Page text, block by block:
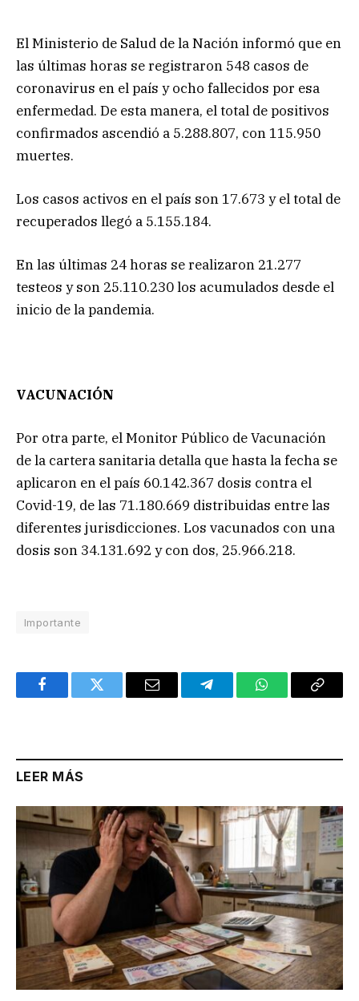
El Ministerio de Salud de la Nación informó que en
las últimas horas se registraron 548 casos de
coronavirus en el país y ocho fallecidos por esa
enfermedad. De esta manera, el total de positivos
confirmados ascendió a 5.288.807, con 115.950
muertes.
Los casos activos en el país son 17.673 y el total de
recuperados llegó a 5.155.184.
En las últimas 24 horas se realizaron 21.277
testeos y son 25.110.230 los acumulados desde el
inicio de la pandemia.
VACUNACIÓN
Por otra parte, el Monitor Público de Vacunación
de la cartera sanitaria detalla que hasta la fecha se
aplicaron en el país 60.142.367 dosis contra el
Covid-19, de las 71.180.669 distribuidas entre las
diferentes jurisdicciones. Los vacunados con una
dosis son 34.131.692 y con dos, 25.966.218.
Importante
FacebookTwitter Email TelegramWhatsAppCopy
LEER MÁS